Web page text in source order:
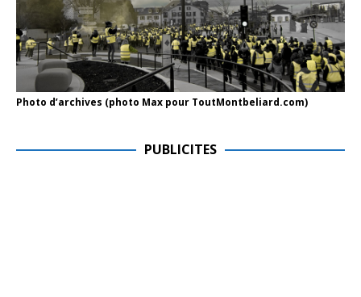
Photo d’archives (photo Max pour ToutMontbeliard.com)
PUBLICITES